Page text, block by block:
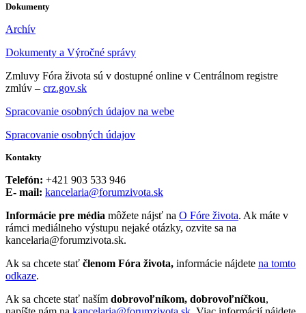
Dokumenty
Archív
Dokumenty a Výročné správy
Zmluvy Fóra života sú v dostupné online v Centrálnom registre
zmlúv – crz.gov.sk
Spracovanie osobných údajov na webe
Spracovanie osobných údajov
Kontakty
Telefón: +421 903 533 946
E- mail: kancelaria@forumzivota.sk
Informácie pre média môžete nájsť na O Fóre života. Ak máte v
rámci mediálneho výstupu nejaké otázky, ozvite sa na
kancelaria@forumzivota.sk.
Ak sa chcete stať členom Fóra života, informácie nájdete na tomto
odkaze.
Ak sa chcete stať naším dobrovoľníkom, dobrovoľníčkou,